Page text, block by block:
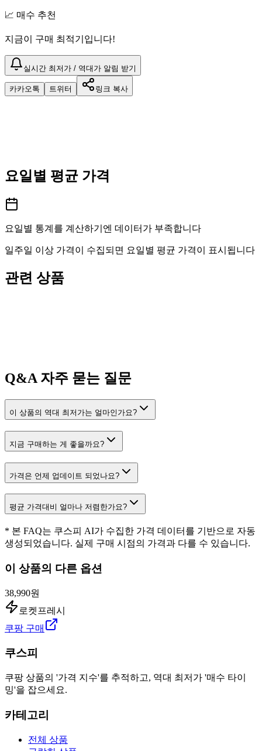
📈 매수 추천
지금이 구매 최적기입니다!
실시간 최저가 / 역대가 알림 받기
카카오톡 트위터 링크 복사
요일별 평균 가격
요일별 통계를 계산하기엔 데이터가 부족합니다
일주일 이상 가격이 수집되면 요일별 평균 가격이 표시됩니다
관련 상품
Q&A자주 묻는 질문
이 상품의 역대 최저가는 얼마인가요?
지금 구매하는 게 좋을까요?
가격은 언제 업데이트 되었나요?
평균 가격대비 얼마나 저렴한가요?
* 본 FAQ는 쿠스피 AI가 수집한 가격 데이터를 기반으로 자동
생성되었습니다. 실제 구매 시점의 가격과 다를 수 있습니다.
이 상품의 다른 옵션
38,990원
로켓프레시
쿠팡 구매
쿠스피
쿠팡 상품의 '가격 지수'를 추적하고, 역대 최저가 '매수 타이
밍'을 잡으세요.
카테고리
전체 상품